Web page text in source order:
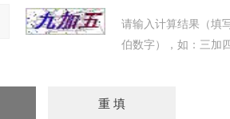
请输入计算结果（填
伯数字），如：三加